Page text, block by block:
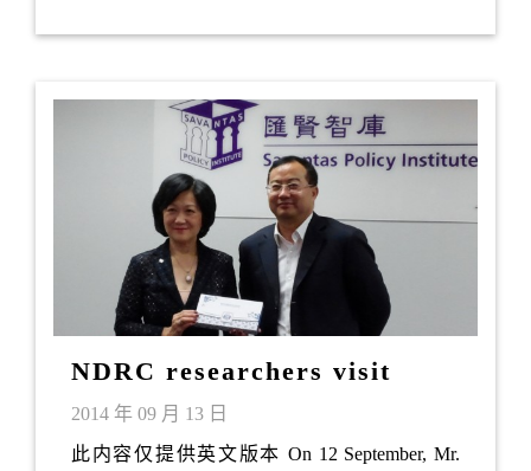
NDRC researchers visit
Savantas
2014 年 09 月 13 日
此内容仅提供英文版本 On 12 September, Mr.